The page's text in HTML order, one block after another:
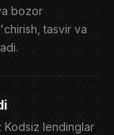
bozor
tasvir va
Kodsiz lendinglar